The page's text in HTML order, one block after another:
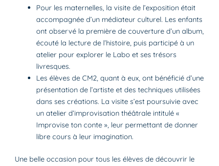
Pour les maternelles, la visite de l’exposition était
accompagnée d’un médiateur culturel. Les enfants
ont observé la première de couverture d’un album,
écouté la lecture de l’histoire, puis participé à un
atelier pour explorer le Labo et ses trésors
livresques.
Les élèves de CM2, quant à eux, ont bénéficié d’une
présentation de l’artiste et des techniques utilisées
dans ses créations. La visite s’est poursuivie avec
un atelier d’improvisation théâtrale intitulé «
Improvise ton conte », leur permettant de donner
libre cours à leur imagination.
Une belle occasion pour tous les élèves de découvrir le